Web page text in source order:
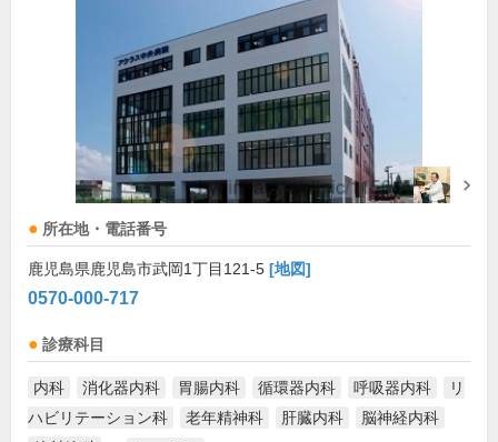
所在地・電話番号
鹿児島県鹿児島市武岡1丁目121-5 [地図]
0570-000-717
診療科目
内科 消化器内科 胃腸内科 循環器内科 呼吸器内科
リ
ハビリテーション科
老年精神科 肝臓内科
脳神経内科